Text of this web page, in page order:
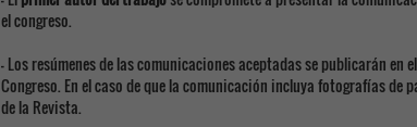
el congreso.
- Los resúmenes de las comunicaciones aceptadas se publicarán en
Congreso. En el caso de que la comunicación incluya fotografías de
de la Revista.